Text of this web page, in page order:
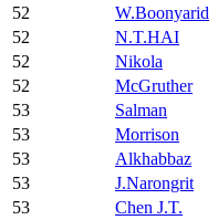
52
W.Boonyarid
52
N.T.HAI
52
Nikola
52
McGruther
53
Salman
53
Morrison
53
Alkhabbaz
53
J.Narongrit
53
Chen J.T.